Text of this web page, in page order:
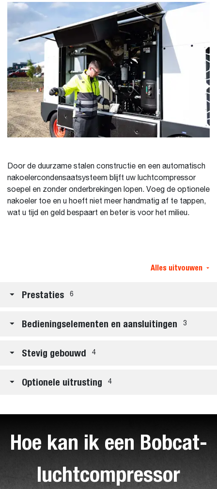
Door de duurzame stalen constructie en een automatisch
nakoelercondensaatsysteem blijft uw luchtcompressor
soepel en zonder onderbrekingen lopen. Voeg de optionele
nakoeler toe en u hoeft niet meer handmatig af te tappen,
wat u tijd en geld bespaart en beter is voor het milieu.
Alles uitvouwen
Prestaties 6
Bedieningselementen en aansluitingen 3
Stevig gebouwd 4
Optionele uitrusting 4
Hoe kan ik een Bobcat-
luchtcompressor